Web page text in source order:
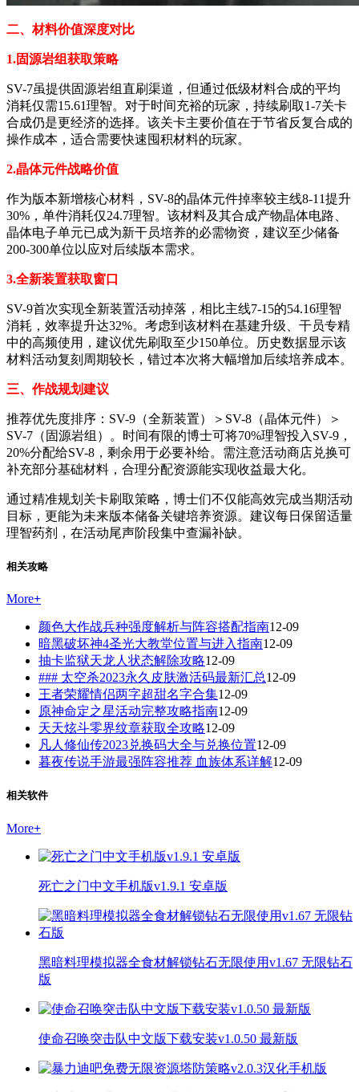
二、材料价值深度对比
1.固源岩组获取策略
SV-7虽提供固源岩组直刷渠道，但通过低级材料合成的平均
消耗仅需15.61理智。对于时间充裕的玩家，持续刷取1-7关卡
合成仍是更经济的选择。该关卡主要价值在于节省反复合成的
操作成本，适合需要快速囤积材料的玩家。
2.晶体元件战略价值
作为版本新增核心材料，SV-8的晶体元件掉率较主线8-11提升
30%，单件消耗仅24.7理智。该材料及其合成产物晶体电路、
晶体电子单元已成为新干员培养的必需物资，建议至少储备
200-300单位以应对后续版本需求。
3.全新装置获取窗口
SV-9首次实现全新装置活动掉落，相比主线7-15的54.16理智
消耗，效率提升达32%。考虑到该材料在基建升级、干员专精
中的高频使用，建议优先刷取至少150单位。历史数据显示该
材料活动复刻周期较长，错过本次将大幅增加后续培养成本。
三、作战规划建议
推荐优先度排序：SV-9（全新装置）＞SV-8（晶体元件）＞
SV-7（固源岩组）。时间有限的博士可将70%理智投入SV-9，
20%分配给SV-8，剩余用于必要补给。需注意活动商店兑换可
补充部分基础材料，合理分配资源能实现收益最大化。
通过精准规划关卡刷取策略，博士们不仅能高效完成当期活动
目标，更能为未来版本储备关键培养资源。建议每日保留适量
理智药剂，在活动尾声阶段集中查漏补缺。
相关攻略
More+
颜色大作战兵种强度解析与阵容搭配指南12-09
暗黑破坏神4圣光大教堂位置与进入指南12-09
抽卡监狱天龙人状态解除攻略12-09
### 太空杀2023永久皮肤激活码最新汇总12-09
王者荣耀情侣两字超甜名字合集12-09
原神命定之星活动完整攻略指南12-09
天天炫斗零界纹章获取全攻略12-09
凡人修仙传2023兑换码大全与兑换位置12-09
暮夜传说手游最强阵容推荐 血族体系详解12-09
相关软件
More+
死亡之门中文手机版v1.9.1 安卓版
黑暗料理模拟器全食材解锁钻石无限使用v1.67 无限钻石
版
使命召唤突击队中文版下载安装v1.0.50 最新版